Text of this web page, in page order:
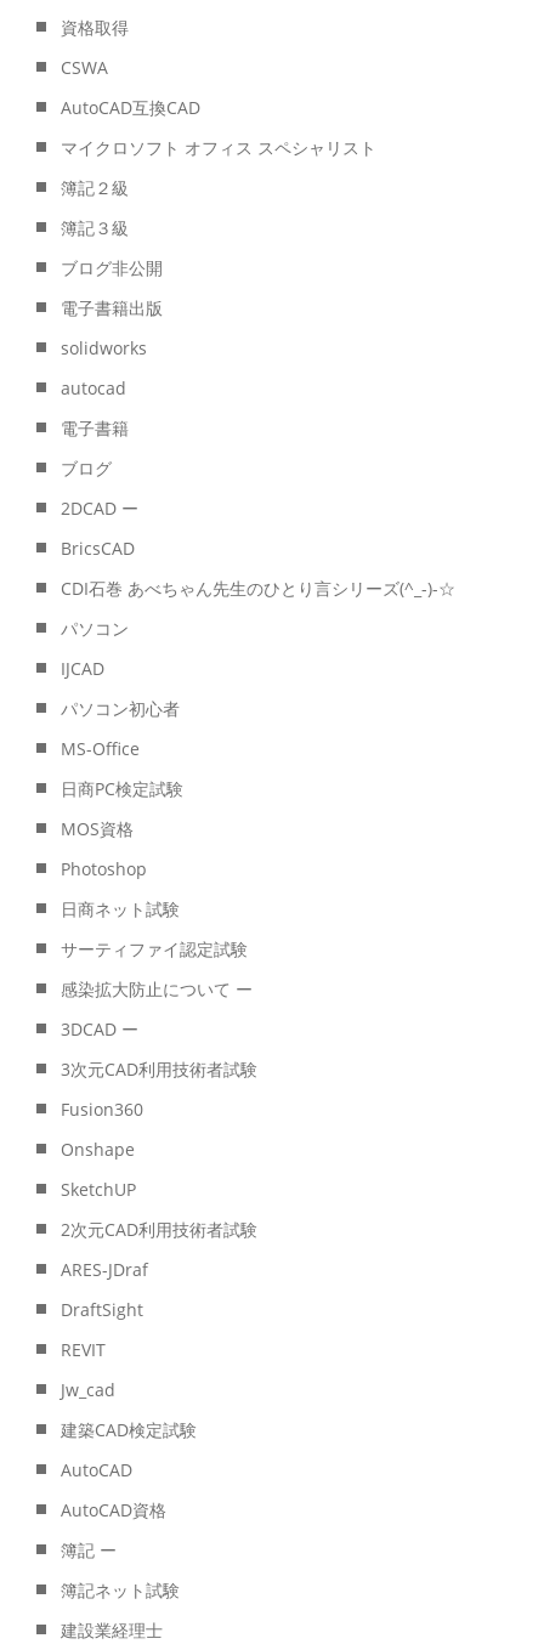
資格取得
CSWA
AutoCAD互換CAD
マイクロソフト オフィス スペシャリスト
簿記２級
簿記３級
ブログ非公開
電子書籍出版
solidworks
autocad
電子書籍
ブログ
2DCAD ー
BricsCAD
CDI石巻 あべちゃん先生のひとり言シリーズ(^_-)-☆
パソコン
IJCAD
パソコン初心者
MS-Office
日商PC検定試験
MOS資格
Photoshop
日商ネット試験
サーティファイ認定試験
感染拡大防止について ー
3DCAD ー
3次元CAD利用技術者試験
Fusion360
Onshape
SketchUP
2次元CAD利用技術者試験
ARES-JDraf
DraftSight
REVIT
Jw_cad
建築CAD検定試験
AutoCAD
AutoCAD資格
簿記 ー
簿記ネット試験
建設業経理士